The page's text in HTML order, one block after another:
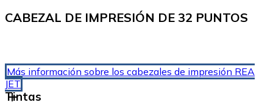
CABEZAL DE IMPRESIÓN DE 32 PUNTOS
Más información sobre los cabezales de impresión REA
JET
Tintas